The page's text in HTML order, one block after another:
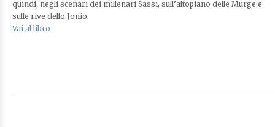
quindi, negli scenari dei millenari Sassi, sull’altopiano delle Murge e
sulle rive dello Jonio.
Vai al libro